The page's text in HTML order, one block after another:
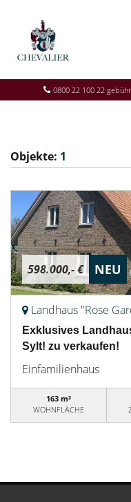
0800 22 100 22
Objekte: 1
598.000,- € NEU
Landhaus "Rose
Exklusives
Sylt! zu verkaufen!
Einfamilienhaus
163 m²
WOHNFLÄCHE